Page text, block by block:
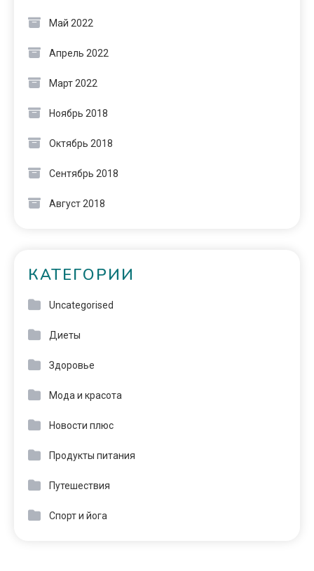
Май 2022
Апрель 2022
Март 2022
Ноябрь 2018
Октябрь 2018
Сентябрь 2018
Август 2018
КАТЕГОРИИ
Uncategorised
Диеты
Здоровье
Мода и красота
Новости плюс
Продукты питания
Путешествия
Спорт и йога